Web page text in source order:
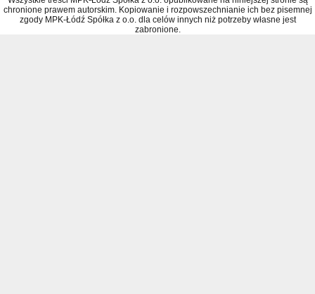
chronione prawem autorskim. Kopiowanie i rozpowszechnianie ich bez pisemnej
zgody MPK-Łódź Spółka z o.o. dla celów innych niż potrzeby własne jest
zabronione.